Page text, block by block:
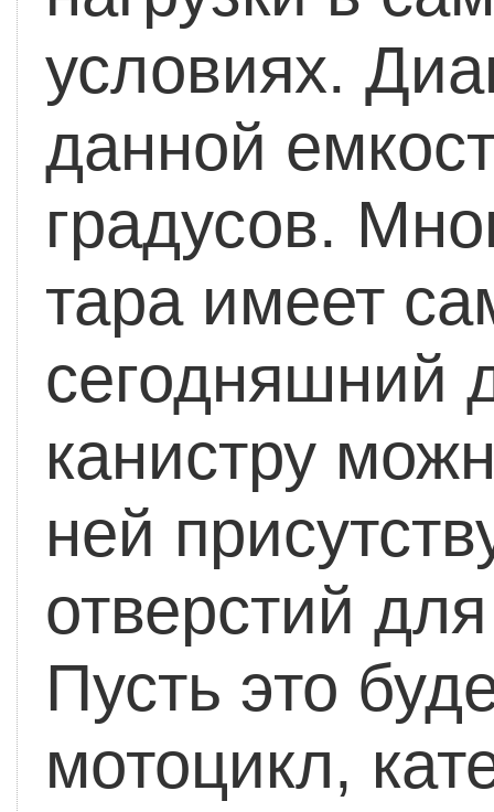
условиях.
данной
градусов.
тара имеет
сегодняшний
канистру
ней
отверстий
Пусть это
мотоцикл,